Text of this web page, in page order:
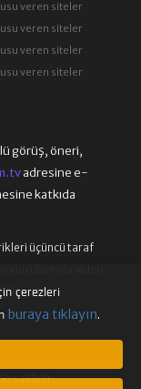
görüş, öneri,
adresine e-
katkıda
üçüncü taraf
video
saklıdır.
veren siteler
veren siteler
veren siteler
veren siteler
çerezleri
buraya tıklayın.